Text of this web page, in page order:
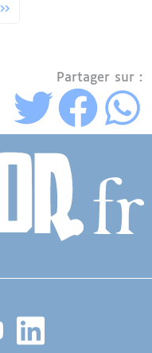
Page suivante
››
Partager sur :